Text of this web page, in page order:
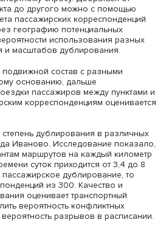
экономики транспорта и
ФГРР Денис Бахарев
дублирования МВН и
как инструмент для
функционирования
транспорта». Он отметил:
вызванное разными
между перевозчиками, не
к негативным результатам.
МВН расшифровывается как
набор МВН, влияющих друг на
группы дублирования: по
корреспонденцию (пересадки) и
особенности и сложности
не всегда есть четкое
отсутствует координация
остановками и участками